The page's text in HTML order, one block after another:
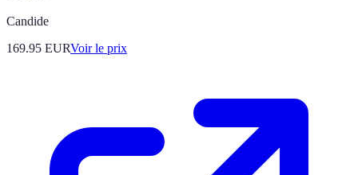
Candide
169.95 EURVoir le prix